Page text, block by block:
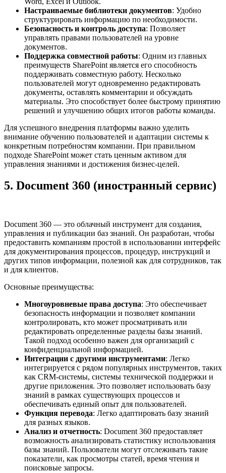
Настраиваемые библиотеки документов: Удобно
структурировать информацию по необходимости.
Безопасность и контроль доступа: Позволяет
управлять правами пользователей на уровне
документов.
Поддержка совместной работы: Одним из главных
преимуществ SharePoint является его способность
поддерживать совместную работу. Несколько
пользователей могут одновременно редактировать
документы, оставлять комментарии и обсуждать
материалы. Это способствует более быстрому принятию
решений и улучшению общих итогов работы команды.
Для успешного внедрения платформы важно уделить
внимание обучению пользователей и адаптации системы к
конкретным потребностям компании. При правильном
подходе SharePoint может стать ценным активом для
управления знаниями и достижения бизнес-целей.
5. Document 360 (иностранный сервис)
Document 360 — это облачный инструмент для создания,
управления и публикации баз знаний. Он разработан, чтобы
предоставить компаниям простой в использовании интерфейс
для документирования процессов, процедур, инструкций и
других типов информации, полезной как для сотрудников, так
и для клиентов.
Основные преимущества:
Многоуровневые права доступа: Это обеспечивает
безопасность информации и позволяет компании
контролировать, кто может просматривать или
редактировать определенные разделы базы знаний.
Такой подход особенно важен для организаций с
конфиденциальной информацией.
Интеграции с другими инструментами: Легко
интегрируется с рядом популярных инструментов, таких
как CRM-системы, системы технической поддержки и
другие приложения. Это позволяет использовать базу
знаний в рамках существующих процессов и
обеспечивать единый опыт для пользователей.
Функция перевода: Легко адаптировать базу знаний
для разных языков.
Анализ и отчетность: Document 360 предоставляет
возможность анализировать статистику использования
базы знаний. Пользователи могут отслеживать такие
показатели, как просмотры статей, время чтения и
поисковые запросы.